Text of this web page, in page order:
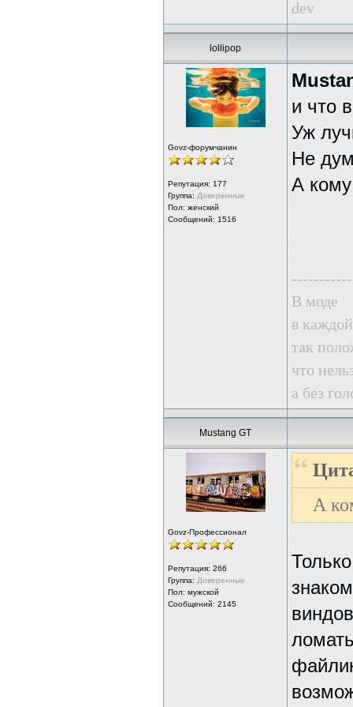
dev
lollipop
Govz-форумчанин
Репутация: 177
Группа: Доверенные
Пол: женский
Сообщений: 1516
и что
Уж
Не
А
В моде
в каждой
так
что
а без
Mustang GT
Govz-Профессионал
Репутация: 266
Группа: Доверенные
Пол: мужской
Сообщений: 2145
А